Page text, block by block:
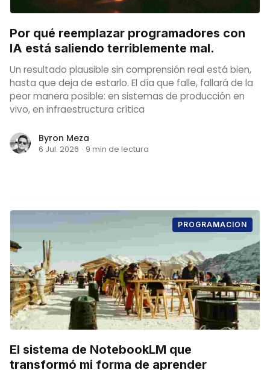
Por qué reemplazar programadores con
IA está saliendo terriblemente mal.
Un resultado plausible sin comprensión real está bien,
hasta que deja de estarlo. El día que falle, fallará de la
peor manera posible: en sistemas de producción en
vivo, en infraestructura crítica
Byron Meza
6 Jul. 2026 · 9 min de lectura
PROGRAMACION
El sistema de NotebookLM que
transformó mi forma de aprender